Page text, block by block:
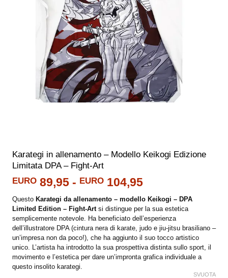
Karategi in allenamento – Modello Keikogi Edizione
Limitata DPA – Fight-Art
EURO89,95 - EURO104,95Fascia
di
prezzo:
da
EURO 89,95
a
EURO 104,95
Questo Karategi da allenamento – modello Keikogi – DPA
Limited Edition – Fight-Artsi distingue per la sua estetica
semplicemente notevole. Ha beneficiato dell’esperienza
dell’illustratore DPA (cintura nera di karate, judo e jiu-jitsu brasiliano –
un’impresa non da poco!), che ha aggiunto il suo tocco artistico
unico. L’artista ha introdotto la sua prospettiva distinta sullo sport, il
movimento e l’estetica per dare un’impronta grafica individuale a
questo insolito karategi.
SVUOTA